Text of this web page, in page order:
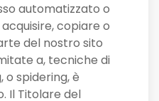
automatizzato o
copiare o
del nostro sito
a, tecniche di
o spidering, è
Il Titolare del